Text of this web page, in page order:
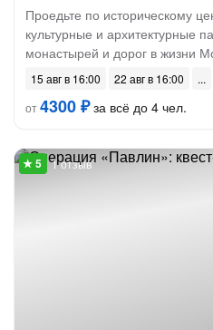
Проедьте по историческому
культурные и архитектурные
монастырей и дорог в жизни
15 авг в 16:00
22 авг в 16:00
от4300 ₽за всё до 4 чел.
1 отзыв